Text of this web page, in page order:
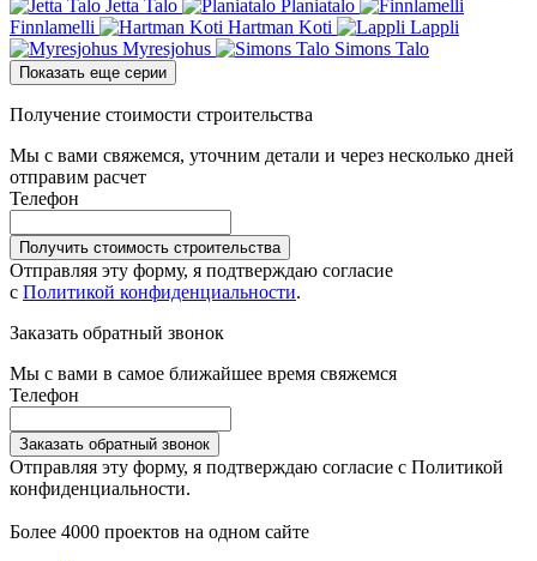
Jetta Talo
Planiatalo
Finnlamelli
Hartman Koti
Lappli
Myresjohus
Simons Talo
Показать еще серии
Получение стоимости строительства
Мы с вами свяжемся, уточним детали и через несколько дней
отправим расчет
Телефон
Получить стоимость строительства
Отправляя эту форму, я подтверждаю согласие
с Политикой конфиденциальности.
Заказать обратный звонок
Мы с вами в самое ближайшее время свяжемся
Телефон
Заказать обратный звонок
Отправляя эту форму, я подтверждаю согласие с Политикой
конфиденциальности.
Более 4000 проектов на одном сайте